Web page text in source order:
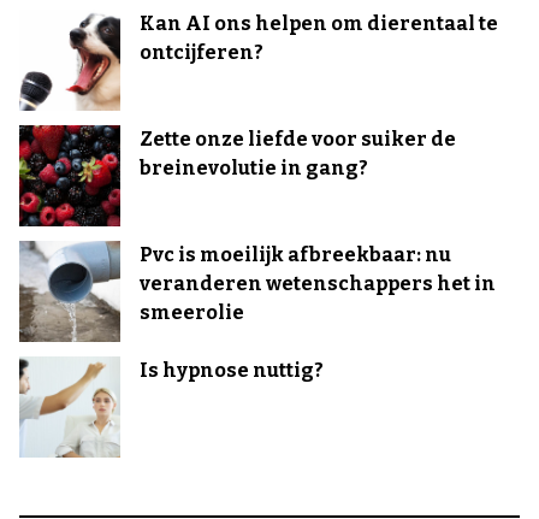
Kan AI ons helpen om dierentaal te
ontcijferen?
Zette onze liefde voor suiker de
breinevolutie in gang?
Pvc is moeilijk afbreekbaar: nu
veranderen wetenschappers het in
smeerolie
Is hypnose nuttig?